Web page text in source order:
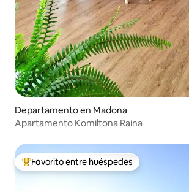
Departamento en Madona
Apartamento Komiltona Raina
De los mejores en Favorito entre huéspedes
Favorito entre huéspedes